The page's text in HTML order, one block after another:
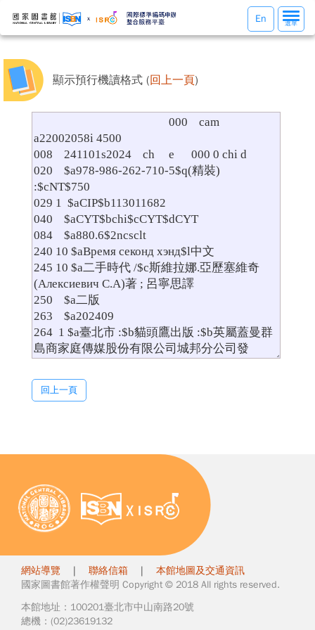
選
單
選單
En
顯示預行機讀格式 (回上一頁)
回上一頁
網站導覽 | 聯絡信箱 | 本館地圖及交通資訊
國家圖書館著作權聲明 Copyright © 2018 All rights reserved.
本館地址：100201臺北市中山南路20號
總機：(02)23619132